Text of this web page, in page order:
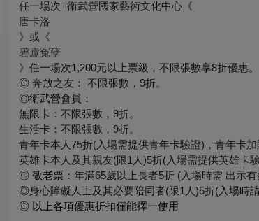
任一場次+衛武營國家藝術文化中心《
唐卡洛
》或《
碧廬冤孽
》任一場次1,200元以上票級，不限張數享8折優惠。
◎ 奔放之友： 不限張數，9折。
◎衛武營會員 ：
無限卡：不限張數，9折。
生活卡：不限張數，9折。
青年卡本人75折(入場需提供青年卡驗證)，青年卡加
英雄卡本人及其親友(限1人)5折(入場需提供英雄卡
◎ 敬老票 ：年滿65歲以上長者5折 (入場時需 出示
◎身心障礙人士及其必要陪同者(限1人)5折(入場時
◎ 以上各項優惠折扣僅能擇一使用